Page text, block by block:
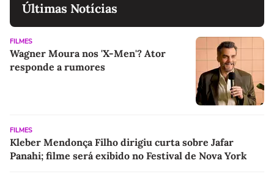
Últimas Notícias
FILMES
Wagner Moura nos 'X-Men'? Ator
responde a rumores
FILMES
Kleber Mendonça Filho dirigiu curta sobre Jafar
Panahi; filme será exibido no Festival de Nova York